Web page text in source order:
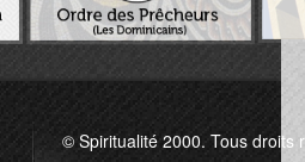
© Spiritualité 2000. Tous droits